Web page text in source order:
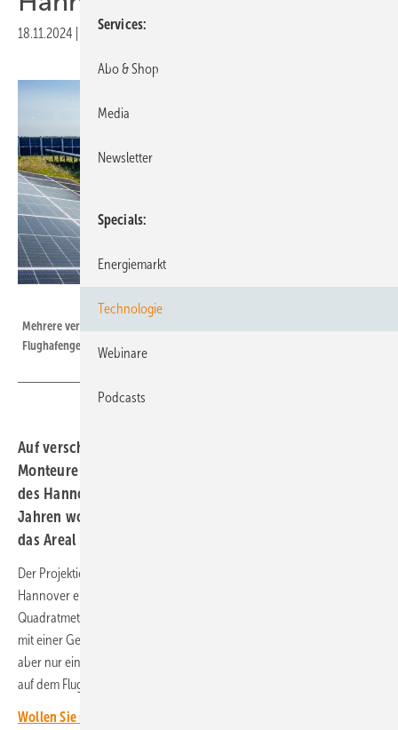
18.11.2024 Druckvorschau
Mehrere verschiedene Solaranlagen haben die Monteure auf dem
Flughafengelände in Hannover errichtet.
Auf verschiedenen Unterkonstruktionen haben die
Monteure von Enercity Solution Module auf dem Gelände
des Hannover Airports installiert. In den nächsten
Jahren wollen die Projektpartner die Auswirkungen auf
das Areal testen.
Der Projektierer Enercity hat auf dem Gelände des Flughafens
Hannover eine Photovoltaikanlage gebaut. Auf einer Fläche von 1,250
Quadratmetern haben die Monteure von Enercity Solutions Module
mit einer Gesamtleistung von 120 Kilowatt installiert. Diese Anlage ist
aber nur ein erster Schritt, um das bisher ungenutzte Flächenpotenzial
auf dem Flughafengelände für die Photovoltaik zu nutzen.
Wollen Sie über die Energiewende auf dem Laufenden bleiben?
Services
Abo & Shop
Media
Newsletter
Specials
Energiemarkt
Technologie
Webinare
Podcasts